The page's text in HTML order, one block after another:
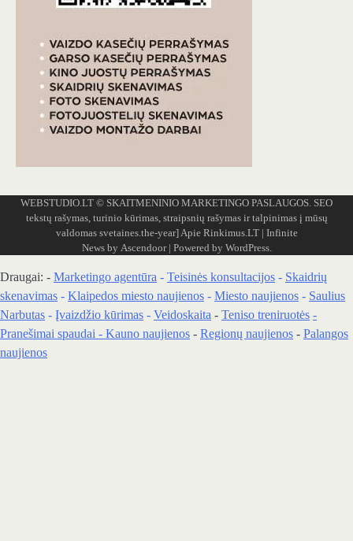
WEBSTUDIO.LT © SKAITMENINIO MARKETINGO PASLAUGOS. SEO
tekstų rašymas, turinio kūrimas, straipsnių rašymas ir talpinimas į mūsų
valdomas svetaines.the-year]Apie Rinkimus.LT| Infinite
News by Ascendoor| Powered by WordPress.
Draugai: - Marketingo agentūra - Teisinės konsultacijos - Skaidrių
skenavimas - Klaipedos miesto naujienos - Miesto naujienos - Saulius
Narbutas - Įvaizdžio kūrimas - Veidoskaita - Teniso treniruotės -
Pranešimai spaudai - Kauno naujienos - Regionų naujienos - Palangos
naujienos